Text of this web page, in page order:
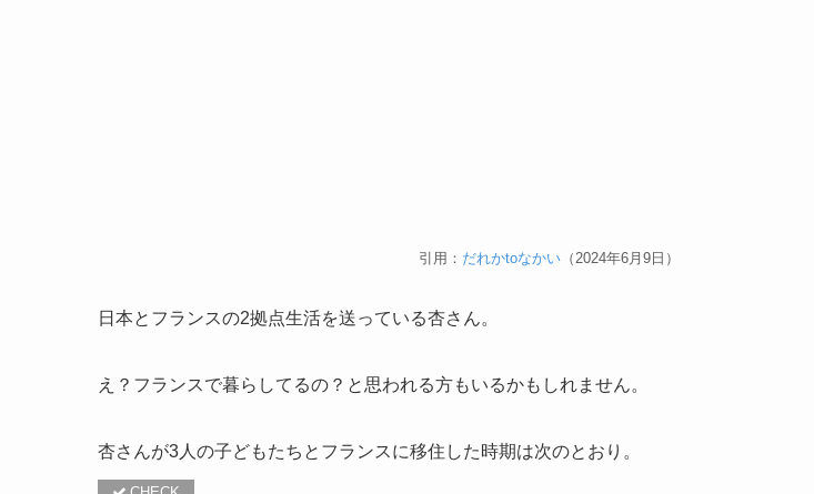
引用： だれかtoなかい（2024年6月9日）
日本とフランスの2拠点生活を送っている杏さん。
え？フランスで暮らしてるの？と思われる方もいるかもしれません。
杏さんが3人の子どもたちとフランスに移住した時期は次のとおり。